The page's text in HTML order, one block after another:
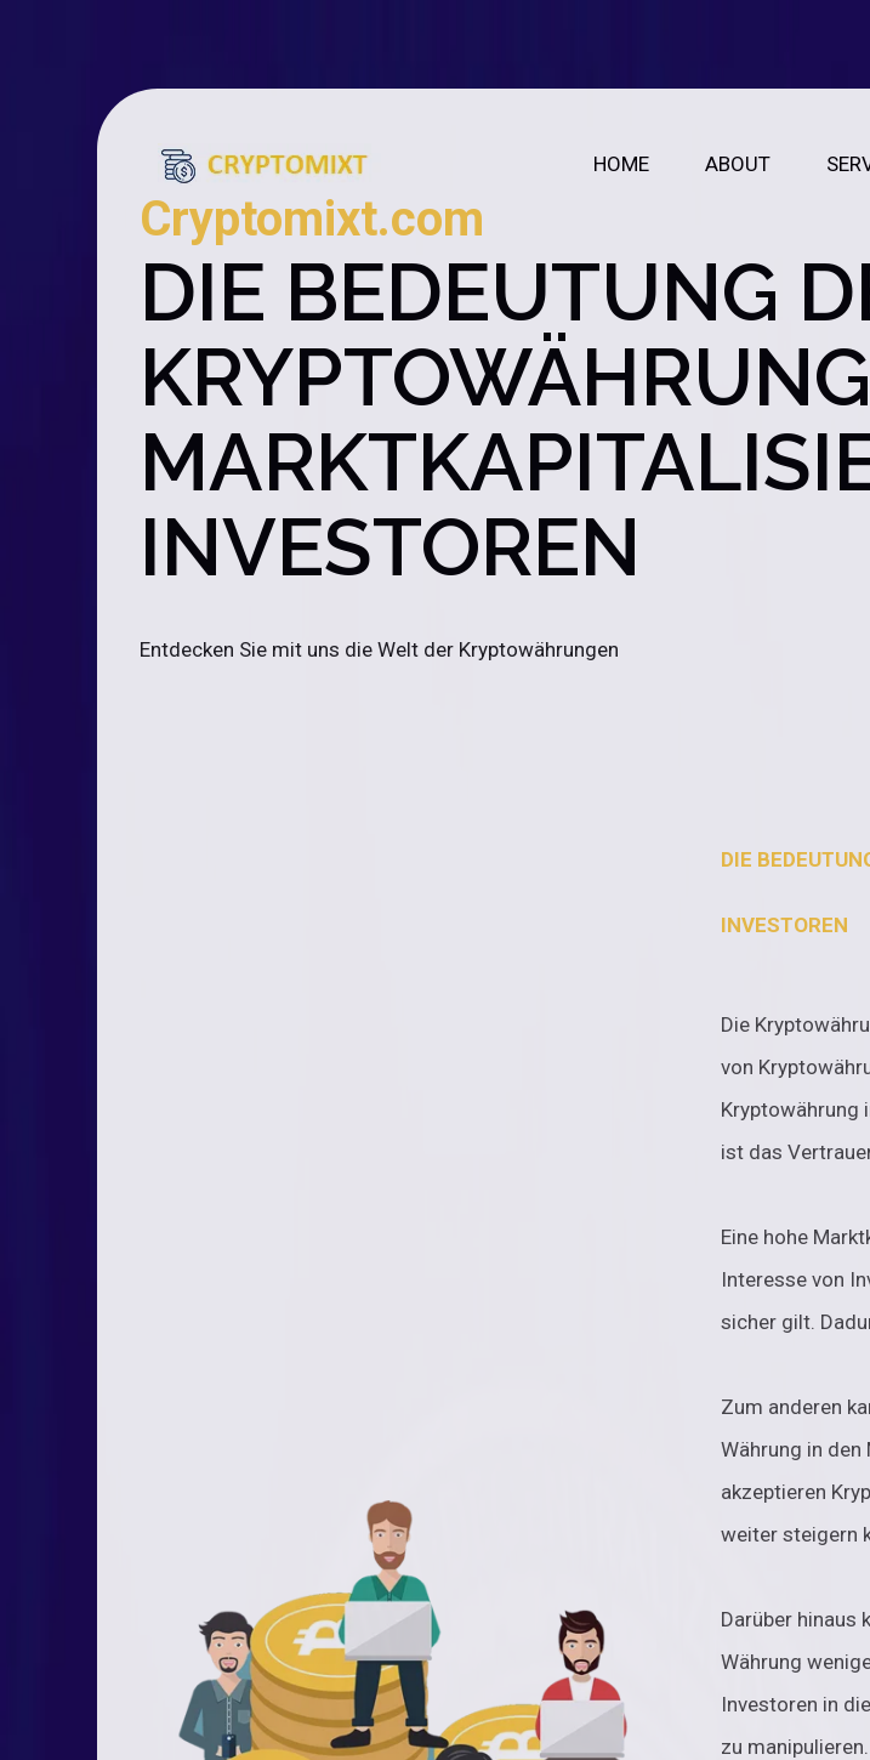
HOME ABOUT
Cryptomixt.com
DIE BEDEUTUNG
INVESTOREN
Entdecken Sie mit uns die Welt der Kryptowährungen
DIE
INVESTOREN
Die
von
Kryptowährung
ist das
Eine hohe
Interesse von
sicher gilt.
Zum anderen
Währung in
akzeptieren
weiter steigern
Darüber hinaus
Währung
Investoren in
zu manipulieren.